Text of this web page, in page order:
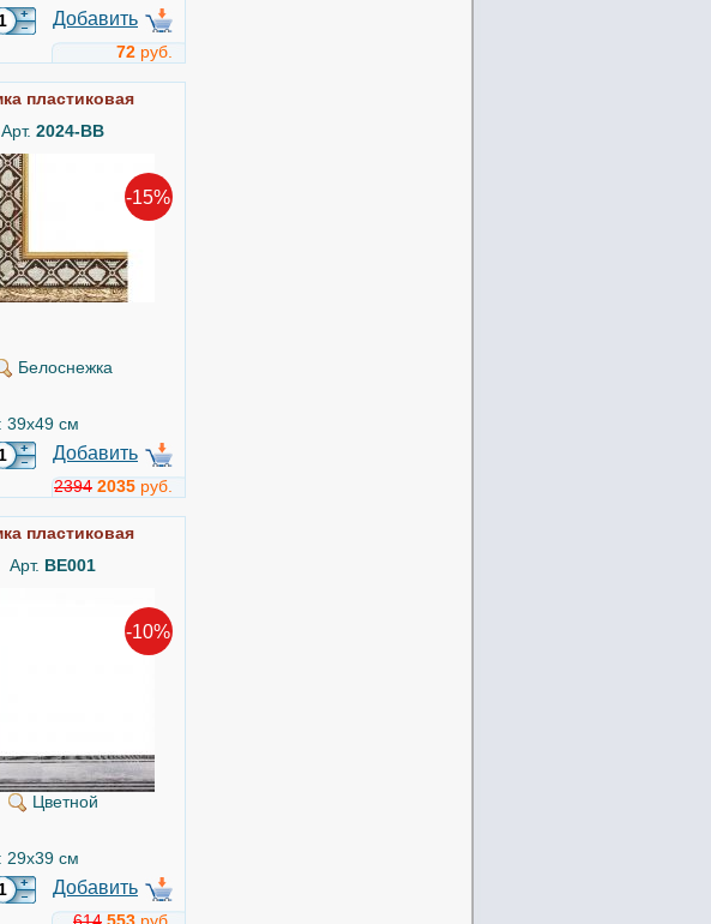
Добавить
72 руб.
пластиковая
Арт. 2024-BB
-15%
Белоснежка
39x49 см
Добавить
2394 2035 руб.
пластиковая
Арт. BE001
-10%
Цветной
29x39 см
Добавить